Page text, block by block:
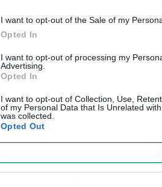
I want to opt-out of the Sale of my
Opted In
I want to opt-out of processing my
Advertising.
Opted In
I want to opt-out of Collection, Use,
of my Personal Data that Is Unrelated
was collected.
Opted Out